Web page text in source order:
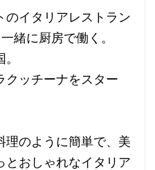
のイタリアレストラン
緒に厨房で働く。
クッチーナをスター
理のように簡単で、美
とおしゃれなイタリア